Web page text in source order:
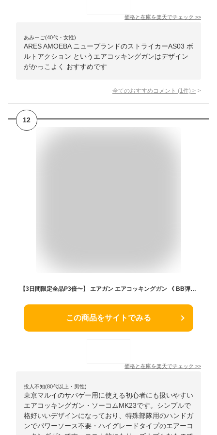
価格と在庫を楽天でチェック >>
あみーご(40代・女性)
ARES AMOEBA ニューブランドのストライカーAS03 ボ
ルトアクション というエアコッキングガンはデザイン
がかっこよく おすすめです
全てのおすすめコメント (1 件) >
12
【3日間限定全品P3倍〜】 エアガン エアコッキングガン 《 BB弾プレゼント！》 東京マルイ No.19 ソーコム MK23 ハンドガン エアソフトガンホビー サバイバルゲーム・トイガン エアガン 通販《対象年令10歳以上》 ☆ プレゼント ギフト 母の日 子供の日 防災グッズ
この商品をサイトでみる
価格と在庫を楽天でチェック >>
投人不知(80代以上・男性)
東京マルイのサバゲー用に使える初心者にも扱いやすい
エアコッキングガン・ソーコムMK23です。シンプルで
格好いいデザインになっており、特殊部隊用のハンドガ
ンでパワーソース不要・ハイグレードタイプのエアーコ